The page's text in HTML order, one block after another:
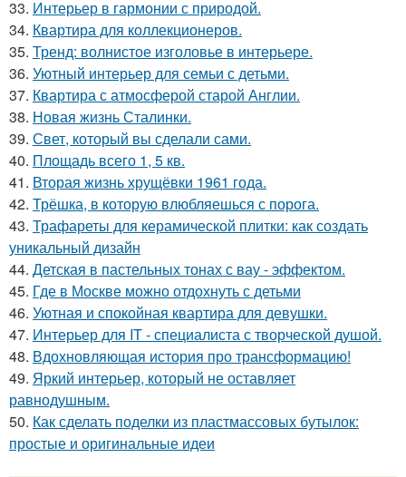
33. Интерьер в гармонии с природой.
34. Квартира для коллекционеров.
35. Тренд: волнистое изголовье в интерьере.
36. Уютный интерьер для семьи с детьми.
37. Квартира с атмосферой старой Англии.
38. Новая жизнь Сталинки.
39. Свет, который вы сделали сами.
40. Площадь всего 1, 5 кв.
41. Вторая жизнь хрущёвки 1961 года.
42. Трёшка, в которую влюбляешься с порога.
43. Трафареты для керамической плитки: как создать
уникальный дизайн
44. Детская в пастельных тонах с вау - эффектом.
45. Где в Москве можно отдохнуть с детьми
46. Уютная и спокойная квартира для девушки.
47. Интерьер для IT - специалиста с творческой душой.
48. Вдохновляющая история про трансформацию!
49. Яркий интерьер, который не оставляет
равнодушным.
50. Как сделать поделки из пластмассовых бутылок:
простые и оригинальные идеи